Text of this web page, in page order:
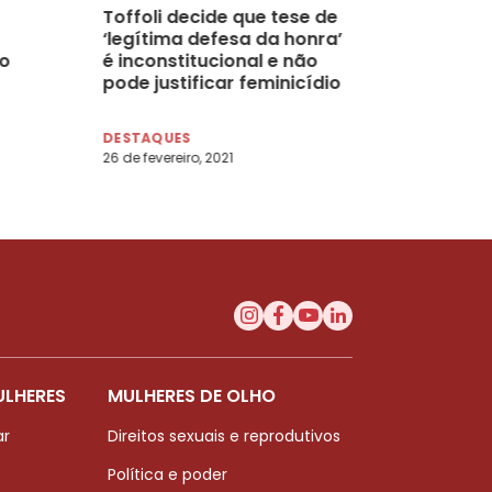
Toffoli decide que tese de
‘legítima defesa da honra’
é inconstitucional e não
pode justificar feminicídio
DESTAQUES
26 de fevereiro, 2021
MULHERES DE OLHO
Direitos sexuais e reprodutivos
Política e poder